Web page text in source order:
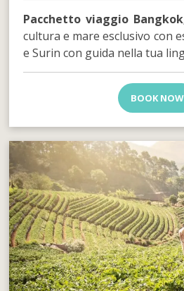
Pacchetto viaggio
cultura e mare esclusivo con
e Surin con guida nella tua
BOOK NOW